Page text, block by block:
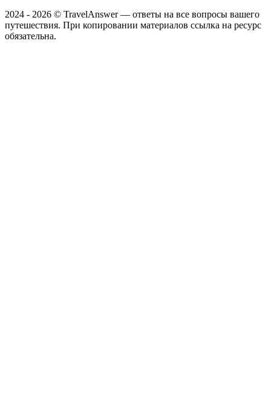
2024 - 2026 © TravelAnswer — ответы на все вопросы вашего
путешествия. При копировании материалов ссылка на ресурс
обязательна.